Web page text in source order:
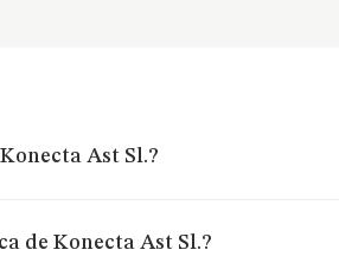
Ast Sl.?
de Konecta Ast Sl.?